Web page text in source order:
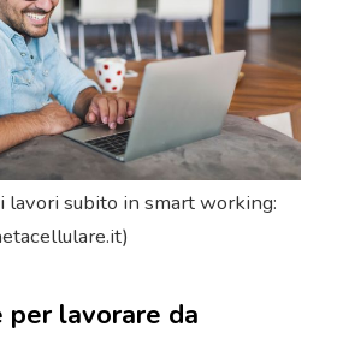
lavori subito in smart working:
per lavorare da